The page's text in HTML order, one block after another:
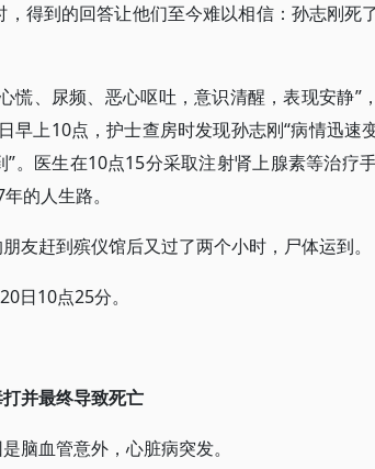
得到的回答让他们至今难以相信：孙志刚死
慌、尿频、恶心呕吐，意识清醒，表现安静”
早上10点，护士查房时发现孙志刚“病情迅速
。医生在10点15分采取注射肾上腺素等治疗
的人生路。
友赶到殡仪馆后又过了两个小时，尸体运到。
日10点25分。
并最终导致死亡
脑血管意外，心脏病突发。